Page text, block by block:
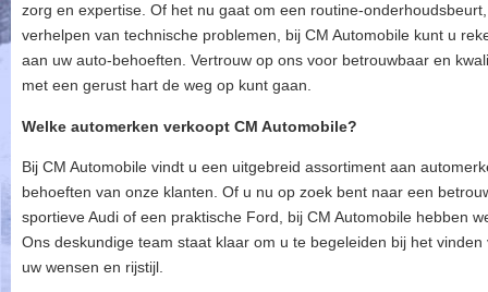
zorg en expertise. Of het nu gaat om een routine-
verhelpen van technische problemen, bij CM Automobile kunt u
aan uw auto-behoeften. Vertrouw op ons voor betrouwbaar en
met een gerust hart de weg op kunt gaan.
Welke automerken verkoopt CM Automobile?
Bij CM Automobile vindt u een uitgebreid assortiment aan
behoeften van onze klanten. Of u nu op zoek bent naar een
sportieve Audi of een praktische Ford, bij CM Automobile hebben
Ons deskundige team staat klaar om u te begeleiden bij het
uw wensen en rijstijl.